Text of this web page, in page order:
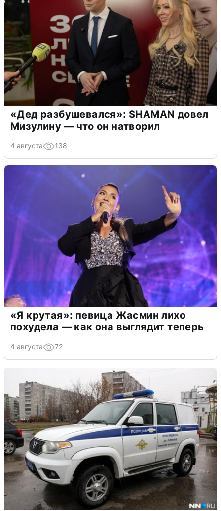
«Дед разбушевался»: SHAMAN довел
Мизулину — что он натворил
4 августа 138
«Я крутая»: певица Жасмин лихо
похудела — как она выглядит теперь
4 августа 72